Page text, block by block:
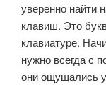
уверенно найти
клавиш. Это
клавиатуре.
нужно всегда с
они ощущались